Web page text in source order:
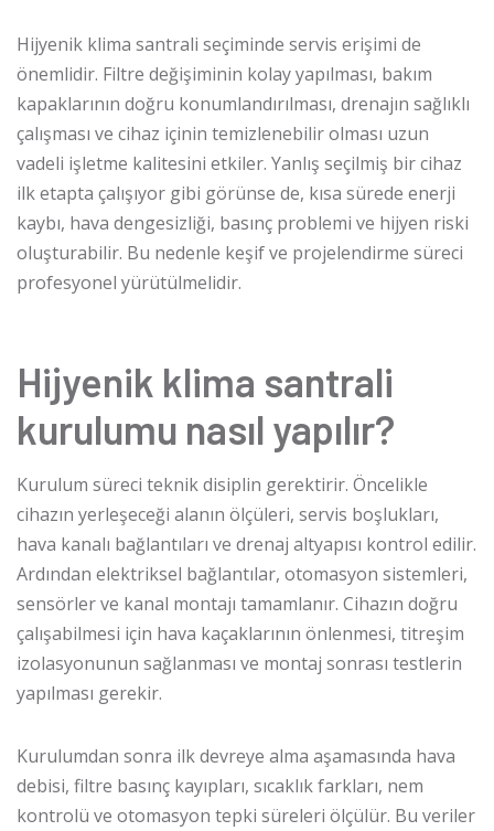
Hijyenik klima santrali seçiminde servis erişimi de
önemlidir. Filtre değişiminin kolay yapılması, bakım
kapaklarının doğru konumlandırılması, drenajın sağlıklı
çalışması ve cihaz içinin temizlenebilir olması uzun
vadeli işletme kalitesini etkiler. Yanlış seçilmiş bir cihaz
ilk etapta çalışıyor gibi görünse de, kısa sürede enerji
kaybı, hava dengesizliği, basınç problemi ve hijyen riski
oluşturabilir. Bu nedenle keşif ve projelendirme süreci
profesyonel yürütülmelidir.
Hijyenik klima santrali
kurulumu nasıl yapılır?
Kurulum süreci teknik disiplin gerektirir. Öncelikle
cihazın yerleşeceği alanın ölçüleri, servis boşlukları,
hava kanalı bağlantıları ve drenaj altyapısı kontrol edilir.
Ardından elektriksel bağlantılar, otomasyon sistemleri,
sensörler ve kanal montajı tamamlanır. Cihazın doğru
çalışabilmesi için hava kaçaklarının önlenmesi, titreşim
izolasyonunun sağlanması ve montaj sonrası testlerin
yapılması gerekir.
Kurulumdan sonra ilk devreye alma aşamasında hava
debisi, filtre basınç kayıpları, sıcaklık farkları, nem
kontrolü ve otomasyon tepki süreleri ölçülür. Bu veriler